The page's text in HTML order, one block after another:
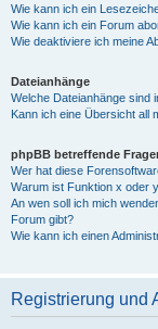
Wie kann ich ein
Wie kann ich ein Forum
Wie deaktiviere ich meine
Dateianhänge
Welche Dateianhänge sind
Kann ich eine Übersicht all
phpBB betreffende
Wer hat diese
Warum ist Funktion x oder
An wen soll ich mich
Forum gibt?
Wie kann ich einen
Registrierung und